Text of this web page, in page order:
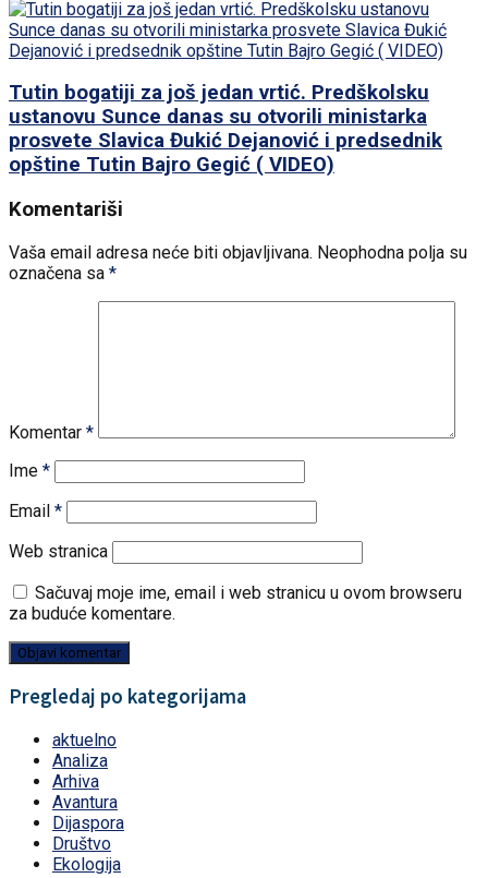
Tutin bogatiji za još jedan vrtić. Predškolsku
ustanovu Sunce danas su otvorili ministarka
prosvete Slavica Đukić Dejanović i predsednik
opštine Tutin Bajro Gegić ( VIDEO)
Komentariši
Vaša email adresa neće biti objavljivana. Neophodna polja su
označena sa *
Komentar *
Ime *
Email *
Web stranica
Sačuvaj moje ime, email i web stranicu u ovom browseru
za buduće komentare.
Pregledaj po kategorijama
aktuelno
Analiza
Arhiva
Avantura
Dijaspora
Društvo
Ekologija